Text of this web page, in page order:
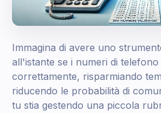
Immagina di avere uno
all'istante se i numeri di
correttamente, risparmiando
riducendo le probabilità di
tu stia gestendo una piccola